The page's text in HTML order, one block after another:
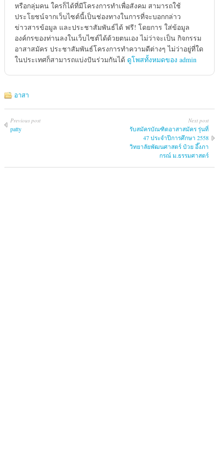
หรือกลุ่มคน ใครก็ได้ที่มีโครงการทำเพื่อสังคม สามารถใช้
ประโยชน์จากเว็บไซต์นี้เป็นช่องทางในการที่จะบอกกล่าว
ข่าวสารข้อมูล และประชาสัมพันธ์ได้ ฟรี! โดยการ ใส่ข้อมูล
องค์กรของท่านลงในเว็บไซต์ได้ด้วยตนเอง ไม่ว่าจะเป็น กิจกรรม
อาสาสมัคร ประชาสัมพันธ์โครงการทำความดีต่างๆ ไม่ว่าอยู่ที่ใด
ในประเทศก็สามารถแบ่งปันร่วมกันได้ ดูโพสทั้งหมดของ admin
อาสา
Previous post
patty
Next post
รับสมัครบัณฑิตอาสาสมัคร รุ่นที่
47 ประจำปีการศึกษา 2558
วิทยาลัยพัฒนศาสตร์ ป๋วย อึ๊งภา
กรณ์ ม.ธรรมศาสตร์